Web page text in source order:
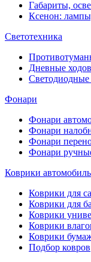
Габариты,
Ксенон:
Светотехника
Дневные
Фонари
Фонари
Фонари
Фонари
Фонари
Коврики
Коврики для
Коврики для
Коврики
Коврики
Коврики
Подбор ковров